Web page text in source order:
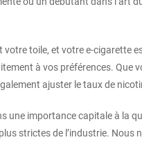
votre toile, et votre e-
à vos préférences. Que
ajuster le taux de
une importance capitale à la
strictes de l’industrie.